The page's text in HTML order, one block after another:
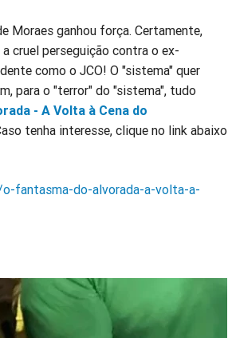
Moraes ganhou força. Certamente,
cruel perseguição contra o ex-
como o JCO! O "sistema" quer
para o "terror" do "sistema", tudo
- A Volta à Cena do
tenha interesse, clique no link abaixo
fantasma-do-alvorada-a-volta-a-